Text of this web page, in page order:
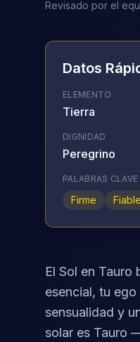
Revisado por el
Datos
ELEMENTO
Tierra
DIGNIDAD
Peregrino
PALABRAS CLAVE
Firme Fiable
El Sol en Tauro
esencial, tu
sensualidad y
solar es Tauro